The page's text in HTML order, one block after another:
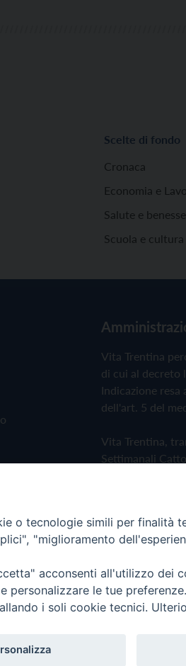
Scelte di fondo
Cronaca
Economia e
Salute e
Scuola e cultura
Vita Trentina
di cui al decreto
Indicazione resa
dell'art. 5 del
Vita Trentina,
Settimanali
Privacy Policy
- Vita Trentina Editrice
o tecnologie simili per finalità
"miglioramento
acconsenti all'utilizzo dei
personalizzare le tue
i soli cookie tecnici.